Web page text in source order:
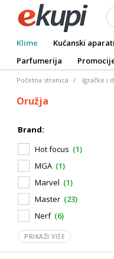
Klime Kućanski aparati
Parfumerija
Početna stranica Igračke i
Oružja
Brand:
Hot focus (1)
MGA (1)
Marvel (1)
Master (23)
Nerf (6)
PRIKAŽI VIŠE